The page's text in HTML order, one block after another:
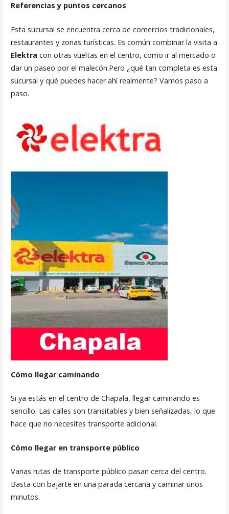
Referencias y puntos cercanos
Esta sucursal se encuentra cerca de comercios tradicionales,
restaurantes y zonas turísticas. Es común combinar la visita a
Elektra con otras vueltas en el centro, como ir al mercado o
dar un paseo por el malecón.Pero ¿qué tan completa es esta
sucursal y qué puedes hacer ahí realmente? Vamos paso a
paso.
Cómo llegar caminando
Si ya estás en el centro de Chapala, llegar caminando es
sencillo. Las calles son transitables y bien señalizadas, lo que
hace que no necesites transporte adicional.
Cómo llegar en transporte público
Varias rutas de transporte público pasan cerca del centro.
Basta con bajarte en una parada cercana y caminar unos
minutos.